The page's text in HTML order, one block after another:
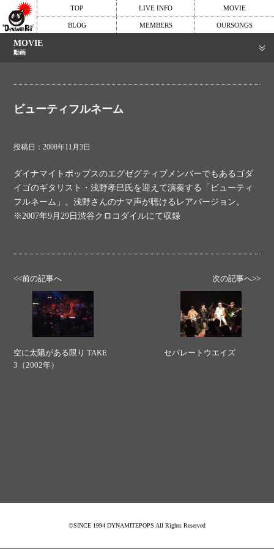
TOP LIVE INFO MOVIE
BLOG MEMBERS OURSONGS
MOVIE
動画
ビューティフルネーム
投稿日：2008年11月3日
ダイナマイトポップスのエグゼグティブメンバーでもあるゴダ
イゴのギタリスト・浅野孝巳氏を迎えて演奏する「ビューティ
フルネーム」。浅野さんのナマ声が聴けるレアバージョン。
※2007年9月29日渋谷クロコダイルにて収録
<<前の記事へ
空に太陽がある限り TAKE
3（2002年）
次の記事へ>>
セパレートウエイズ
©SINCE 1994 DYNAMITEPOPS All Rights Reserved